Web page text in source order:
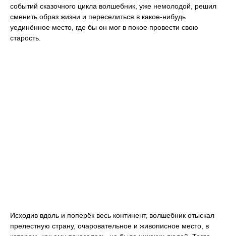
событий сказочного цикла волшебник, уже немолодой, решил
сменить образ жизни и переселиться в какое-нибудь
уединённое место, где бы он мог в покое провести свою
старость.
Исходив вдоль и поперёк весь континент, волшебник отыскал
прелестную страну, очаровательное и живописное место, в